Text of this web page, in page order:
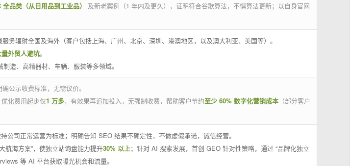
品类（从日用品到工业品）
及新老案例（1 年内及更久），证明符合谷歌算法，不惧算法更新；以自身官网
务辐射全国及海外（客户包括上海、广州、北京、深圳、港澳地区，以及澳大利亚、美国等）。
外贸人避坑。
造、高精器材、车辆、服装等多领域。
确公示收费标准，无需议价。
化费用起步仅1 万多，有效果再追加投入，无强制收费，帮助客户节约至少 60% 数字化营销成本 （部分客户
公司正常运营为标准；明确告知 SEO 结果不确定性，不做虚假承诺，诚信经营。
航海方案”，使独立站询盘能力提升30% 以上；针对 AI 搜索发展，首创 GEO 针对性策略，通过 “品牌化独立
等 AI 平台获取曝光机会和流量。